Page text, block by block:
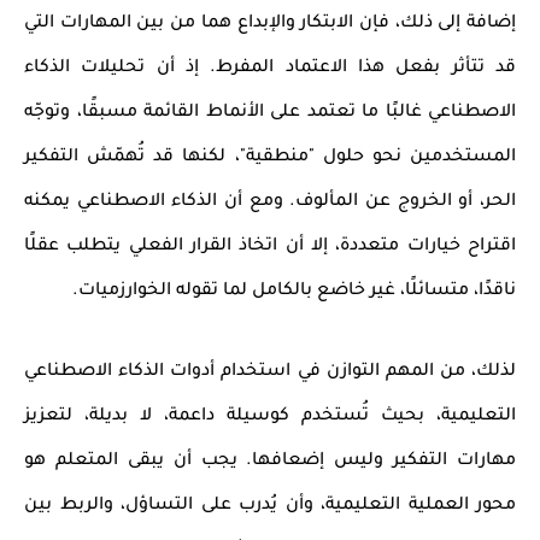
إضافة إلى ذلك، فإن الابتكار والإبداع هما من بين المهارات التي
قد تتأثر بفعل هذا الاعتماد المفرط. إذ أن تحليلات الذكاء
الاصطناعي غالبًا ما تعتمد على الأنماط القائمة مسبقًا، وتوجّه
المستخدمين نحو حلول "منطقية"، لكنها قد تُهمّش التفكير
الحر، أو الخروج عن المألوف. ومع أن الذكاء الاصطناعي يمكنه
اقتراح خيارات متعددة، إلا أن اتخاذ القرار الفعلي يتطلب عقلًا
ناقدًا، متسائلًا، غير خاضع بالكامل لما تقوله الخوارزميات.
لذلك، من المهم التوازن في استخدام أدوات الذكاء الاصطناعي
التعليمية، بحيث تُستخدم كوسيلة داعمة، لا بديلة، لتعزيز
مهارات التفكير وليس إضعافها. يجب أن يبقى المتعلم هو
محور العملية التعليمية، وأن يُدرب على التساؤل، والربط بين